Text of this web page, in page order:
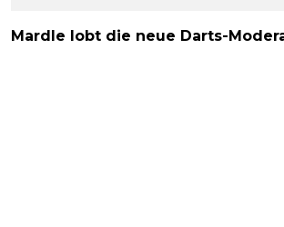
Mardle lobt die neue Darts-